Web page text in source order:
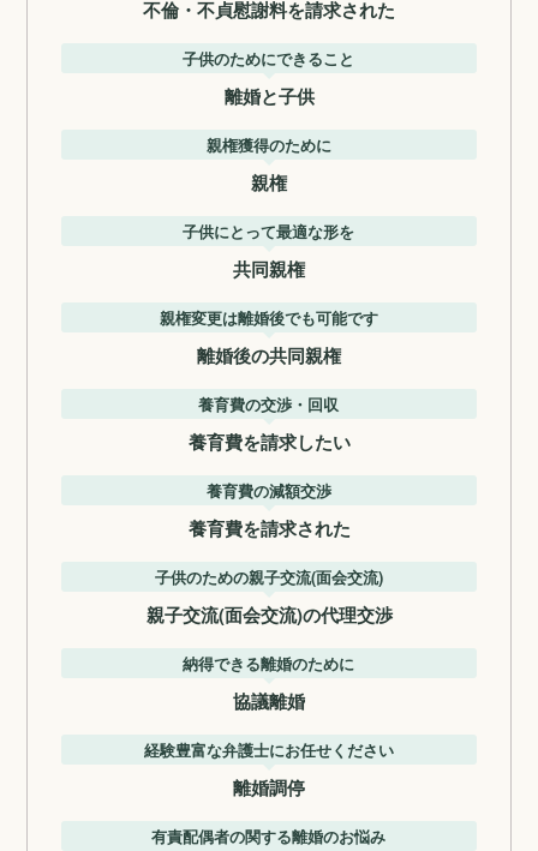
不倫・不貞慰謝料を請求された
子供のためにできること
離婚と子供
親権獲得のために
親権
子供にとって最適な形を
共同親権
親権変更は離婚後でも可能です
離婚後の共同親権
養育費の交渉・回収
養育費を請求したい
養育費の減額交渉
養育費を請求された
子供のための親子交流(面会交流)
親子交流(面会交流)の代理交渉
納得できる離婚のために
協議離婚
経験豊富な弁護士にお任せください
離婚調停
有責配偶者の関する離婚のお悩み